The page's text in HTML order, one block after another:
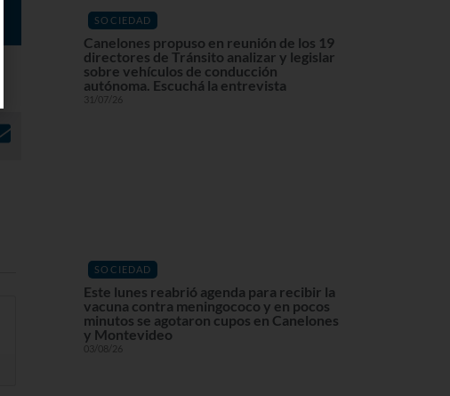
SOCIEDAD
Canelones propuso en reunión de los 19
directores de Tránsito analizar y legislar
sobre vehículos de conducción
autónoma. Escuchá la entrevista
31/07/26
SOCIEDAD
Este lunes reabrió agenda para recibir la
vacuna contra meningococo y en pocos
minutos se agotaron cupos en Canelones
y Montevideo
03/08/26